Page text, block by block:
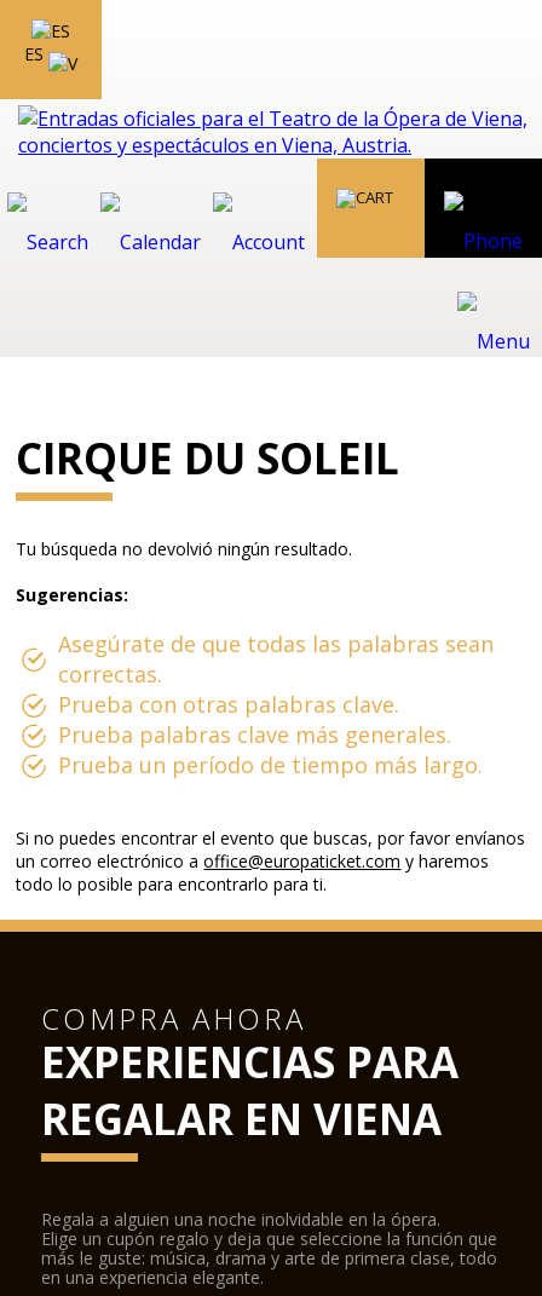
ES
CIRQUE DU SOLEIL
Tu búsqueda no devolvió ningún resultado.
Sugerencias:
Asegúrate de que todas las palabras sean
correctas.
Prueba con otras palabras clave.
Prueba palabras clave más generales.
Prueba un período de tiempo más largo.
Si no puedes encontrar el evento que buscas, por favor envíanos
un correo electrónico aoffice@europaticket.com y haremos
todo lo posible para encontrarlo para ti.
COMPRA AHORA
EXPERIENCIAS PARA
REGALAR EN VIENA
Regala a alguien una noche inolvidable en la ópera.
Elige un cupón regalo y deja que seleccione la función que
más le guste: música, drama y arte de primera clase, todo
en una experiencia elegante.